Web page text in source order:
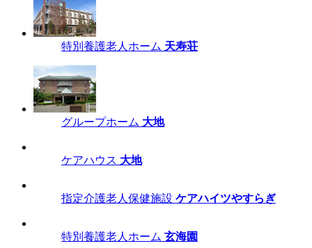
特別養護老人ホーム 天寿荘
グループホーム 大地
ケアハウス 大地
指定介護老人保健施設 ケアハイツやすらぎ
特別養護老人ホーム 玄海園